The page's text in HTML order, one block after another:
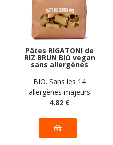
Pâtes RIGATONI de
RIZ BRUN BIO vegan
sans allergènes
Pasta Gustosa : 340
grammes
BIO. Sans les 14
allergènes majeurs
4.82 €